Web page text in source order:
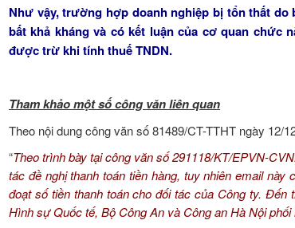
Như vậy, trường hợp doanh nghiệp bị tổn thất
bất khả kháng và có kết luận của cơ quan chức
được trừ khi tính thuế TNDN.
Tham khảo một số công văn liên quan
Theo nội dung công văn số 81489/CT-TTHT ngày 12/
“Theo trình bày tại công văn số 291118/KT/EPVN-
tác đề nghị thanh toán tiền hàng, tuy nhiên email
đoạt số tiền thanh toán cho đối tác của Công ty. Đến
Hình sự Quốc tế, Bộ Công An và Công an Hà Nội